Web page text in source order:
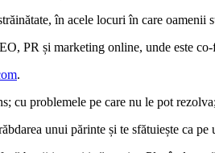
în acele locuri în care oamenii
PR și marketing online, unde este
.
cu problemele pe care nu le pot
unui părinte și te sfătuiește ca pe